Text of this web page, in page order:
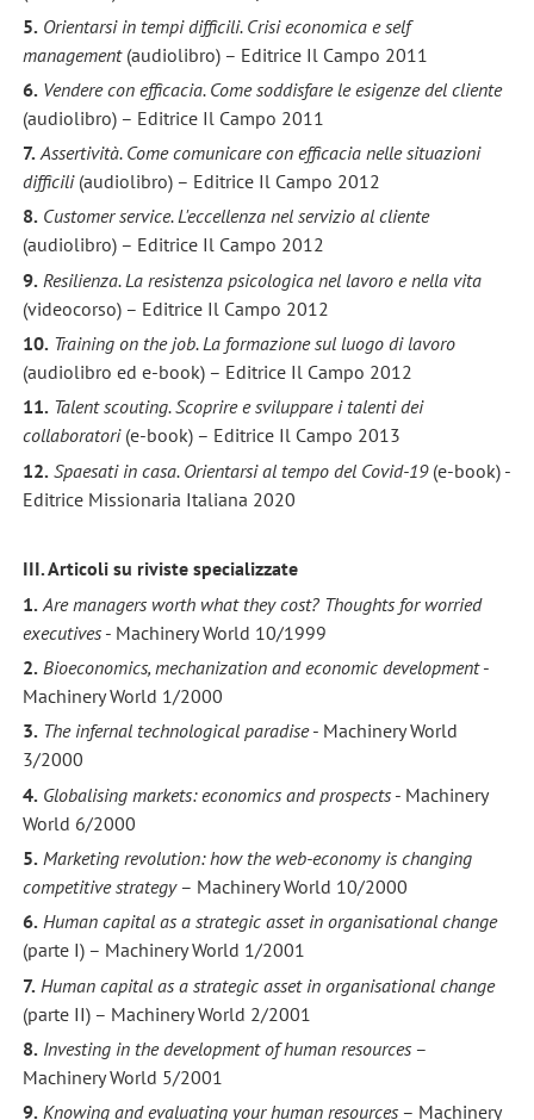
5. Orientarsi in tempi difficili. Crisi economica e self
management(audiolibro) – Editrice Il Campo 2011
6. Vendere con efficacia. Come soddisfare le esigenze del cliente
(audiolibro) – Editrice Il Campo 2011
7. Assertività. Come comunicare con efficacia nelle situazioni
difficili(audiolibro) – Editrice Il Campo 2012
8. Customer service. L'eccellenza nel servizio al cliente
(audiolibro) – Editrice Il Campo 2012
9. Resilienza. La resistenza psicologica nel lavoro e nella vita
(videocorso) – Editrice Il Campo 2012
10. Training on the job. La formazione sul luogo di lavoro
(audiolibro ed e-book) – Editrice Il Campo 2012
11. Talent scouting. Scoprire e sviluppare i talenti dei
collaboratori(e-book) – Editrice Il Campo 2013
12. Spaesati in casa. Orientarsi al tempo del Covid-19(e-book) -
Editrice Missionaria Italiana 2020
III. Articoli su riviste specializzate
1. Are managers worth what they cost? Thoughts for worried
executives- Machinery World 10/1999
2. Bioeconomics, mechanization and economic development-
Machinery World 1/2000
3. The infernal technological paradise- Machinery World
3/2000
4. Globalising markets: economics and prospects- Machinery
World 6/2000
5. Marketing revolution: how the web-economy is changing
competitive strategy– Machinery World 10/2000
6. Human capital as a strategic asset in organisational change
(parte I) – Machinery World 1/2001
7. Human capital as a strategic asset in organisational change
(parte II) – Machinery World 2/2001
8. Investing in the development of human resources–
Machinery World 5/2001
9. Knowing and evaluating your human resources– Machinery